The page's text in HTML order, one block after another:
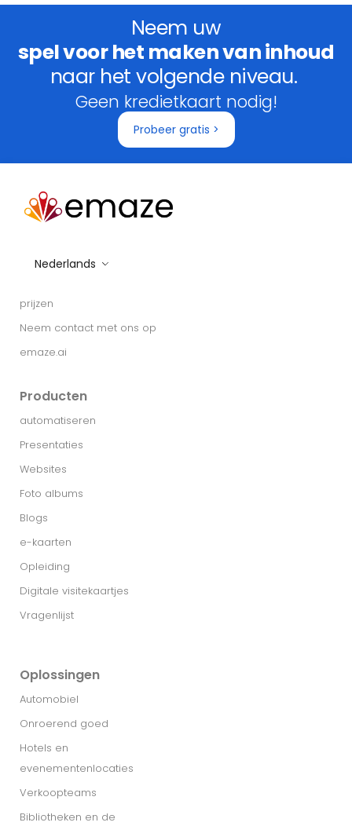
Neem uw
spel voor het maken van inhoud
naar het volgende niveau.
Geen kredietkaart nodig!
Probeer gratis >
Nederlands
prijzen
Neem contact met ons op
emaze.ai
Producten
automatiseren
Presentaties
Websites
Foto albums
Blogs
e-kaarten
Opleiding
Digitale visitekaartjes
Vragenlijst
Oplossingen
Automobiel
Onroerend goed
Hotels en
evenementenlocaties
Verkoopteams
Bibliotheken en de